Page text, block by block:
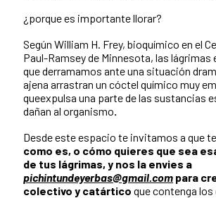
¿porque es importante llorar?
Según William H. Frey, bioquímico en el
Paul-Ramsey de Minnesota, las lágrimas
que derramamos ante una situación
ajena arrastran un cóctel químico muy
queexpulsa una parte de las sustancias
dañan al organismo.
Desde este espacio te invitamos a que te
como es, o cómo quieres que sea
de tus lágrimas, y nos la envies a
pichintundeyerbas@gmail.com para
colectivo y catártico que contenga los